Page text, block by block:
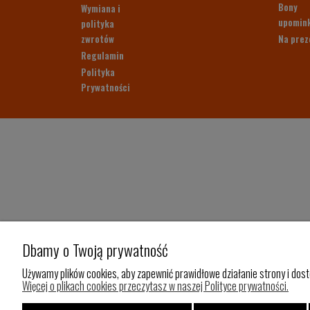
Wymiana i
polityka
zwrotów
Regulamin
Polityka
Prywatności
Bony
Na
Dbamy o Twoją prywatność
Używamy plików cookies, aby zapewnić prawidłowe działanie strony i
Więcej o plikach cookies przeczytasz w naszej Polityce prywatności.